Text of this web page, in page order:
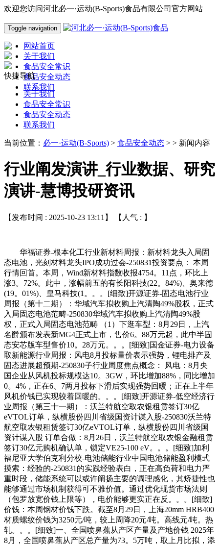
欢迎您访问河北必一·运动(B-Sports)食品有限公司官方网站
Toggle navigation
网站首页
关于我们
食品安全常识
食品安全动态
联系我们
快捷导航
关于我们
食品安全常识
食品安全动态
联系我们
当前位置： 必一·运动(B-Sports) > 食品安全动态 > > 新闻内容
行业阐发演讲_行业数据、研究
演讲-慧博投研资讯
【发布时间 : 2025-10-23 13:11】 【人气 : 】
华福证券-根本化工行业新材料周报：新材料龙头入局固
态电池，光刻材料龙头IPO成功过会-250831投资要点： 本周
行情回首。本周，Wind新材料指数收报4754。11点，环比上
涨3。72%。此中，涨幅前五的有长阳科技(22。84%)、奥来德
(19。01%)、皇马科技(1。。。[细致]开源证券-固态电池行业
周报（第十二期）：华域汽车拟收购上汽清陶49%股权，正式
入局固态电池范畴-250830华域汽车拟收购上汽清陶49%股
权，正式入局固态电池范畴 （1）下逛车型：8月29日，上汽
名爵颁布发表新MG4正式上市，售价6。88万元起，此中半固
态安芯版车型售价10。28万元。。。[细致]国金证券-电力设备
取新能源行业周报：风电8月投标量价表示强势，锂电排产及
固态进展超预期-250830子行业周度焦点概念： 风电：8月央
国企业从风机投标规模达10。3GW，环比增加88%，同比增加
0。4%，正在6、7两月投标下滑后实现强势回暖；正在上半年
风机价钱已实现较着回暖的。。。[细致]开源证券-低空经济行
业周报（第三十一期）：沃兰特航空取农银租赁签订30亿
eVTOL订单，纵横股份四川省级国资计谋入股-250830沃兰特
航空取农银租赁签订30亿eVTOL订单，纵横股份四川省级国
资计谋入股 订单合做：8月26日，沃兰特航空取农银金融租赁
签订30亿元购机确认单，锁定VE25-100 eV。。。[细致]加利
福尼亚大学伯克利分校-电池储能行业中国电池储能盈利模式
摸索：经验的-250831的实践经验表白，正在高负荷和电力严
重时段，储能系统可以或许阐扬主要的调理感化，其矫捷性也
能够通过市场机制获得可不雅价值。通过优化现货市场法则
（包罗放宽价钱上限等），电价能够更实正在反。。。[细致]
价钱：本周钢材价钱下跌。截至8月29日，上海20mm HRB400
材质螺纹价钱为3250元/吨，较上周降20元/吨。高线元/吨。热
轧。。。[细致]一、全国喷鼻蕉从产区产量及产地价钱 2025年
8月，全国喷鼻蕉从产区总产量为73。5万吨，取上月比拟，添